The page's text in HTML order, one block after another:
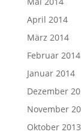
April 2014
März 2014
Februar 2014
Januar 2014
Dezember
November
Oktober 2013